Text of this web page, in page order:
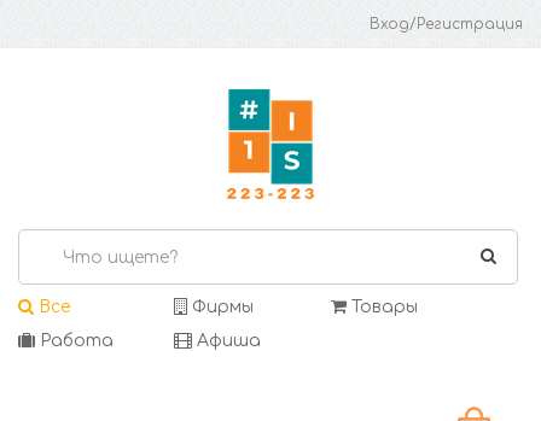
Вход/Регистрация
Все Фирмы
Товары
Работа
Афиша